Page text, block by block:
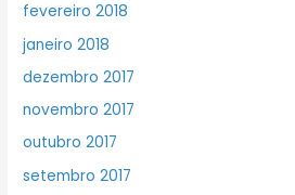
fevereiro 2018
janeiro 2018
dezembro 2017
novembro 2017
outubro 2017
setembro 2017